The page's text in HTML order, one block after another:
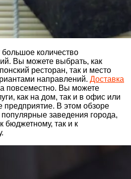
большое количество
Вы можете выбрать, как
ресторан, так и место
направлений. Доставка
повсеместно. Вы можете
как на дом, так и в офис или
В этом обзоре
заведения города,
бюджетному, так и к